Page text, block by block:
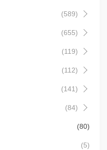
(589)
(655)
(119)
(112)
(141)
(84)
(80)
(5)